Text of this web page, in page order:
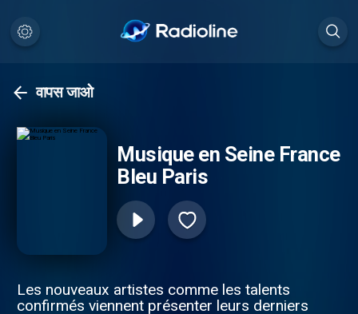
वापस जाओ
Musique en Seine France
Bleu Paris
Les nouveaux artistes comme les talents
confirmés viennent présenter leurs derniers